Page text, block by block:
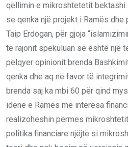
qëllimin e mikroshtetetit
se qenka një projekt i Ramës dhe
Taip Erdogan, për gjoja
të rajonit spekuluan se është një
pëlqyer opinionit brenda
qenka dhe aq në favor të
brenda saj ka mbi 60 për qind
idenë e Ramës me interesa
realizoheshin përmes
politika financiare njëjtë si